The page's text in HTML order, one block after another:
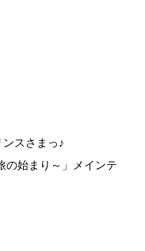
スさまっ♪
の始まり～」メインテ